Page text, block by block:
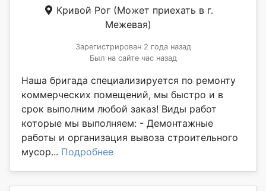
Кривой Рог (Может приехать в г.
Межевая)
Зарегистрирован 2 года назад
Был на сайте час назад
Наша бригада специализируется по ремонту
коммерческих помещений, мы быстро и в
срок выполним любой заказ! Виды работ
которые мы выполняем: - Демонтажные
работы и организация вывоза строительного
мусор... Подробнее